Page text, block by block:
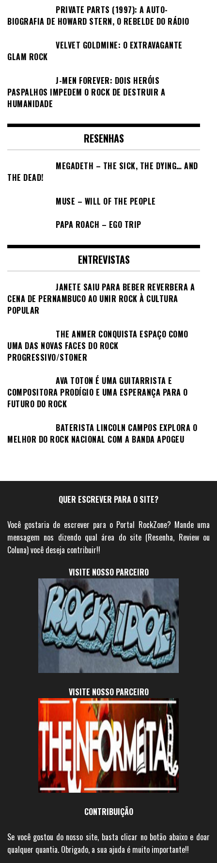
PRIVATE PARTS (1997): A AUTO-
BIOGRAFIA DE HOWARD STERN, O REBELDE DO RÁDIO
VELVET GOLDMINE: O EXTRAVAGANTE
GLAM ROCK
J-MEN FOREVER: DOIS HERÓIS
PASPALHOS IMPEDEM O ROCK DE DESTRUIR A
HUMANIDADE
RESENHAS
MEGADETH – THE SICK, THE DYING… AND
THE DEAD!
MUSE – WILL OF THE PEOPLE
PAPA ROACH – EGO TRIP
ENTREVISTAS
JANETE SAIU PARA BEBER REVERBERA A
CENA DE PERNAMBUCO AO UNIR ROCK À CULTURA
POPULAR
THE ANMER CONQUISTA ESPAÇO COMO
UMA DAS NOVAS FACES DO ROCK
PROGRESSIVO/STONER
AVA TOTON É UMA GUITARRISTA E
COMPOSITORA PRODÍGIO E UMA ESPERANÇA PARA O
FUTURO DO ROCK
BATERISTA LINCOLN CAMPOS EXPLORA O
MELHOR DO ROCK NACIONAL COM A BANDA APOGEU
QUER ESCREVER PARA O SITE?
Você gostaria de escrever para o Portal RockZone? Mande uma
mensagem nos dizendo qual área do site (Resenha, Review ou
Coluna) você deseja contribuir!!
VISITE NOSSO PARCEIRO
VISITE NOSSO PARCEIRO
CONTRIBUIÇÃO
Se você gostou do nosso site, basta clicar no botão abaixo e doar
qualquer quantia. Obrigado, a sua ajuda é muito importante!!